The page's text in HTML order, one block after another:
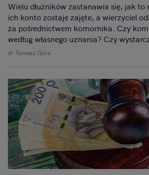
dr Tomasz Góra
Wielu dłużników zastanawia się, jak to
ich konto zostaje zajęte, a wierzyciel
za pośrednictwem komornika. Czy
według własnego uznania? Czy
wierzyciela, aby ruszyła machina